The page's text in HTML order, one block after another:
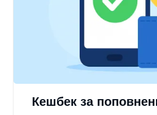
Кешбек за